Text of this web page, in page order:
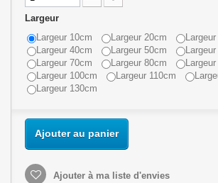
Largeur
Largeur 10cm
Largeur 20cm
Largeur 40cm
Largeur 50cm
Largeur 70cm
Largeur 80cm
Largeur 100cm
Largeur 110cm
Largeur 130cm
Ajouter au panier
Ajouter à ma liste d'envies